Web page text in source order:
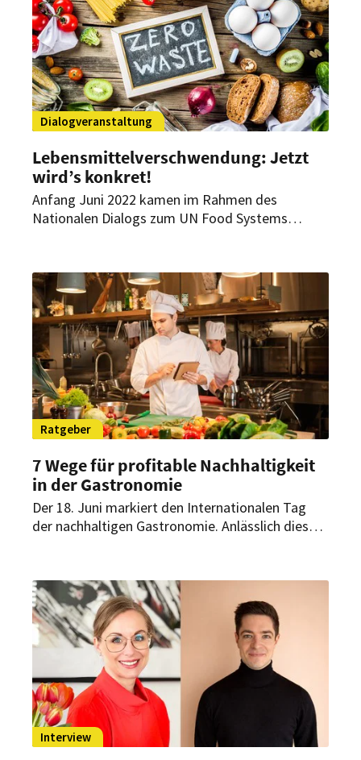
Dialogveranstaltung
Lebensmittelverschwendung: Jetzt
wird’s konkret!
Anfang Juni 2022 kamen im Rahmen des
Nationalen Dialogs zum UN Food Systems
Vermeidung von Lebensmittelverschwendung zu
diskutierten. Die dringlichste Frage: Was muss
passieren, damit wir Lebensmittelabfälle
insgesamt deutlich reduzieren?
Ratgeber
7 Wege für profitable Nachhaltigkeit
in der Gastronomie
Der 18. Juni markiert den Internationalen Tag
der nachhaltigen Gastronomie. Anlässlich dieses
Ressourcen schonen und zugleich wirtschaftliche
Effekte erzielen können.
Interview